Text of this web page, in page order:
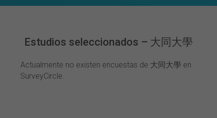
Estudios seleccionados – 大同大學
Actualmente no existen encuestas de 大同大學 en
SurveyCircle.